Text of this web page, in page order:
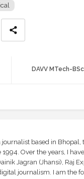
DAVV MTech-BSc
based in Bhopal,
Over the years, I
Jagran (Jhansi), Raj
journalism. I am the